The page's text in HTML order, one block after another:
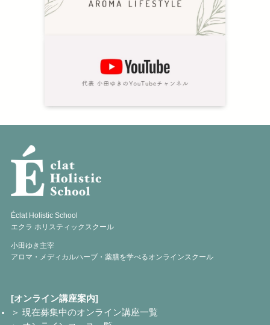
Éclat Holistic School
エクラ ホリスティックスクール
小田ゆき主宰
アロマ・メディカルハーブ・薬膳を学べるオンラインスクール
[オンライン講座案内]
＞ 現在募集中のオンライン講座一覧